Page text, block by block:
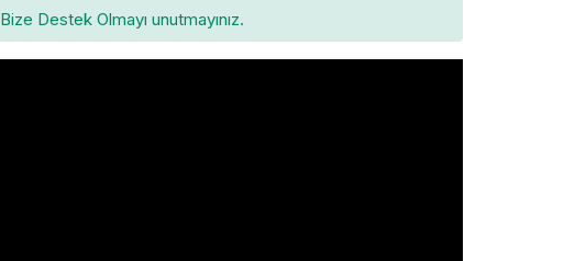
Bize Destek Olmayı unutmayınız.